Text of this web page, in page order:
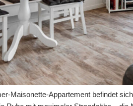
Maisonette-Appartement befindet